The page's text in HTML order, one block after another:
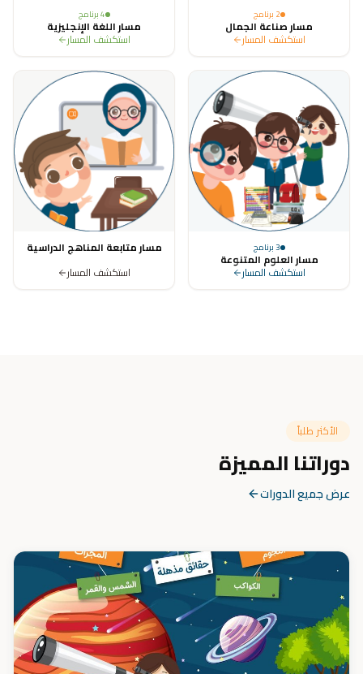
2 برنامج
مسار صناعة الجمال
استكشف المسار
4برنامج
مسار اللغة الإنجليزية
استكشف المسار
3برنامج
مسار العلوم المتنوعة
استكشف المسار
مسار متابعة المناهج الدراسية
استكشف المسار
الأكثر طلباً
دوراتنا المميزة
عرض جميع الدورات